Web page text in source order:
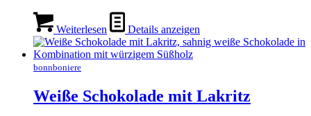
Weiterlesen Details anzeigen
bonnboniere
Weiße Schokolade mit Lakritz